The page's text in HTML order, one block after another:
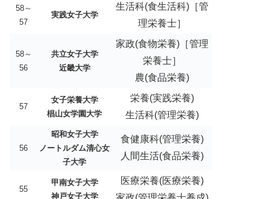
58～
57
実践女子大学
生活科(食生活科)［管
理栄養士］
58～
56
共立女子大学
近畿大学
家政(食物栄養)［管理
栄養士］
農(食品栄養)
57
女子栄養大学
椙山女学園大学
栄養(実践栄養)
生活科(管理栄養)
56
昭和女子大学
ノートルダム清心女
子大学
食健康科(管理栄養)
人間生活(食品栄養)
55
甲南女子大学
神戸女子大学
医療栄養(医療栄養)